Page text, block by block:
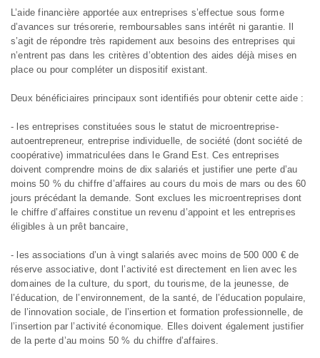
L’aide financière apportée aux entreprises s’effectue sous forme
d’avances sur trésorerie, remboursables sans intérêt ni garantie. Il
s’agit de répondre très rapidement aux besoins des entreprises qui
n’entrent pas dans les critères d’obtention des aides déjà mises en
place ou pour compléter un dispositif existant.
Deux bénéficiaires principaux sont identifiés pour obtenir cette aide :
- les entreprises constituées sous le statut de microentreprise-
autoentrepreneur, entreprise individuelle, de société (dont société de
coopérative) immatriculées dans le Grand Est. Ces entreprises
doivent comprendre moins de dix salariés et justifier une perte d’au
moins 50 % du chiffre d’affaires au cours du mois de mars ou des 60
jours précédant la demande. Sont exclues les microentreprises dont
le chiffre d’affaires constitue un revenu d’appoint et les entreprises
éligibles à un prêt bancaire,
- les associations d’un à vingt salariés avec moins de 500 000 € de
réserve associative, dont l’activité est directement en lien avec les
domaines de la culture, du sport, du tourisme, de la jeunesse, de
l’éducation, de l’environnement, de la santé, de l’éducation populaire,
de l’innovation sociale, de l’insertion et formation professionnelle, de
l’insertion par l’activité économique. Elles doivent également justifier
de la perte d’au moins 50 % du chiffre d’affaires.